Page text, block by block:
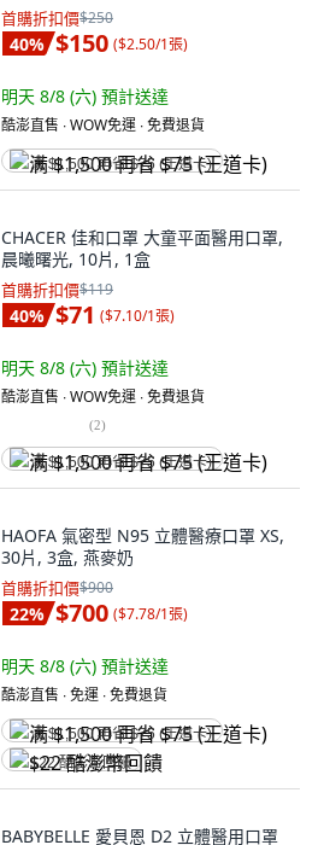
首購折扣價$250
40% $150 ($2.50/1張)
明天 8/8 (六) 預計送達
酷澎直售 ∙ WOW免運 ∙ 免費退貨
满 $1,500 再省 $75 (王道卡)
CHACER 佳和口罩 大童平面醫用口罩,
晨曦曙光, 10片, 1盒
首購折扣價$119
40% $71 ($7.10/1張)
明天 8/8 (六) 預計送達
酷澎直售 ∙ WOW免運 ∙ 免費退貨
(2)
满 $1,500 再省 $75 (王道卡)
HAOFA 氣密型 N95 立體醫療口罩 XS,
30片, 3盒, 燕麥奶
首購折扣價$900
22% $700 ($7.78/1張)
明天 8/8 (六) 預計送達
酷澎直售 ∙ 免運 ∙ 免費退貨
满 $1,500 再省 $75 (王道卡)
$22 酷澎幣回饋
BABYBELLE 愛貝恩 D2 立體醫用口罩